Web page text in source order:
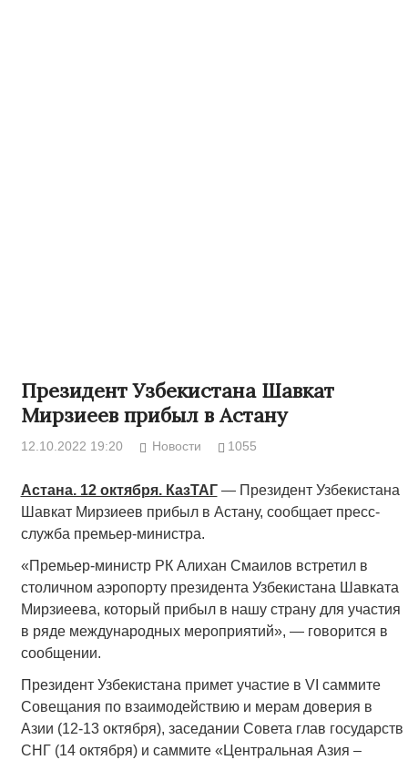
Президент Узбекистана Шавкат
Мирзиеев прибыл в Астану
12.10.2022 19:20 Новости 1055
Астана. 12 октября. КазТАГ— Президент Узбекистана
Шавкат Мирзиеев прибыл в Астану, сообщает пресс-
служба премьер-министра.
«Премьер-министр РК Алихан Смаилов встретил в
столичном аэропорту президента Узбекистана Шавката
Мирзиеева, который прибыл в нашу страну для участия
в ряде международных мероприятий», — говорится в
сообщении.
Президент Узбекистана примет участие в VI саммите
Совещания по взаимодействию и мерам доверия в
Азии (12-13 октября), заседании Совета глав государств
СНГ (14 октября) и саммите «Центральная Азия –